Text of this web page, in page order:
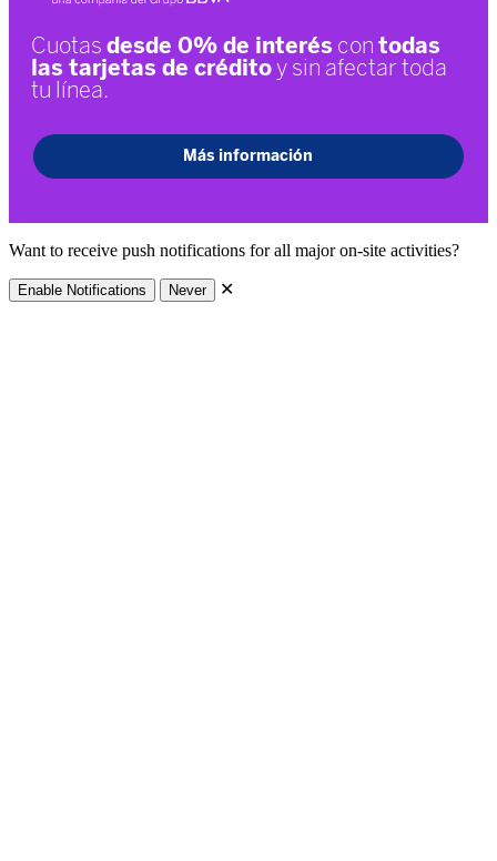
Want to receive push notifications for all major on-site activities?
Enable Notifications Never ✕